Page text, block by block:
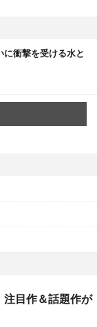
衝撃を受ける水と
目作＆話題作が